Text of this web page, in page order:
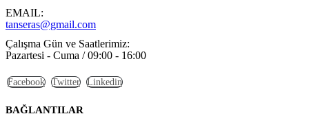
EMAIL:
tanseras@gmail.com
Çalışma Gün ve Saatlerimiz:
Pazartesi - Cuma / 09:00 - 16:00
Facebook Twitter Linkedin
BAĞLANTILAR